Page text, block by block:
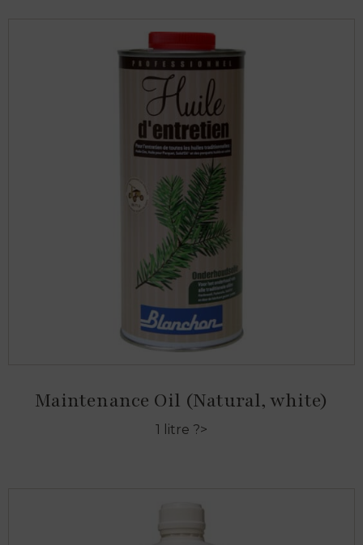
Maintenance Oil (Natural, white)
1 litre ?>